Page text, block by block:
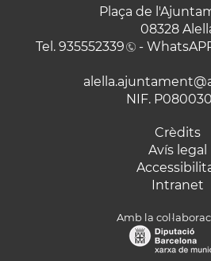
Plaça de
08328
Tel. 935552339 -
alella.ajuntament
NIF.
Crèdits
Avís legal
Intranet
Amb la